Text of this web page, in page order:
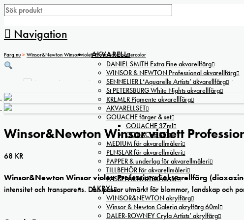
Navigation
AKVARELL
DANIEL SMITH Extra Fine akvarellfärg
WINSOR & NEWTON Professional akvarellfärg
SENNELIER L’Aquarelle Artists’ akvarellfärg
St PETERSBURG White Nights akvarellfärg
KREMER Pigmente akvarellfärg
AKVARELLSET
GOUACHE färger & set
GOUACHE 37ml
GOUACHE SET
MEDIUM för akvarellmåleri
PENSLAR för akvarellmåleri
PAPPER & underlag för akvarellmåleri
TILLBEHÖR för akvarellmåleri
PASSEPARTOUTSKÄRARE
AKRYL
WINSOR&NEWTON akrylfärg
Winsor & Newton Galeria akrylfärg 60ml
DALER-ROWNEY Cryla Artists’ akrylfärg
Farg.nu > Winsor&Newton Winsor violett Professional watercolor
Winsor&Newton Winsor violett
68 KR
Winsor&Newton Winsor violett Professional akvarellfärg
intensitet och transparens. Den passar utmärkt för blommor, landskap och